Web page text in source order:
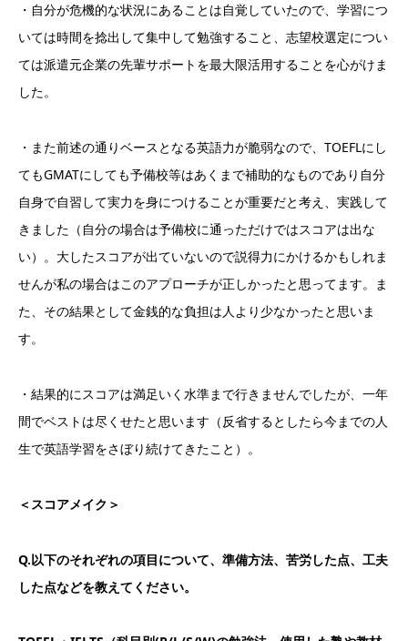
・自分が危機的な状況にあることは自覚していたので、学習につ
いては時間を捻出して集中して勉強すること、志望校選定につい
ては派遣元企業の先輩サポートを最大限活用することを心がけま
した。
・また前述の通りベースとなる英語力が脆弱なので、TOEFLにし
てもGMATにしても予備校等はあくまで補助的なものであり自分
自身で自習して実力を身につけることが重要だと考え、実践して
きました（自分の場合は予備校に通っただけではスコアは出な
い）。大したスコアが出ていないので説得力にかけるかもしれま
せんが私の場合はこのアプローチが正しかったと思ってます。ま
た、その結果として金銭的な負担は人より少なかったと思いま
す。
・結果的にスコアは満足いく水準まで行きませんでしたが、一年
間でベストは尽くせたと思います（反省するとしたら今までの人
生で英語学習をさぼり続けてきたこと）。
＜スコアメイク＞
Q.以下のそれぞれの項目について、準備方法、苦労した点、工夫
した点などを教えてください。